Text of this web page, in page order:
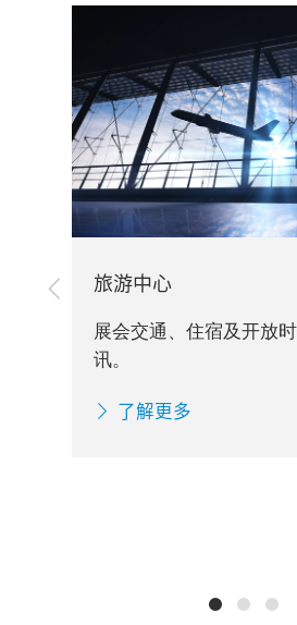
上
旅游中心
展会交通、住宿及开放
讯。
了解更多